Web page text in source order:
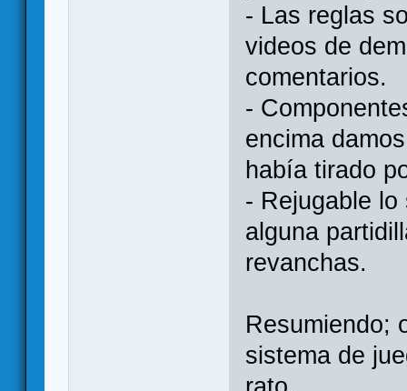
- Las reglas
videos de
comentarios.
-
encima
había tirado
- Rejugable
alguna
revanchas.
Resumiendo;
sistema de